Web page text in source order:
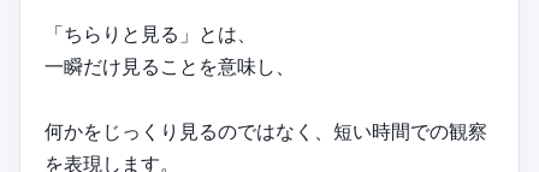
「ちらりと見る」とは、
一瞬だけ見ることを意味し、
何かをじっくり見るのではなく、短い時間での観察
を表現します。